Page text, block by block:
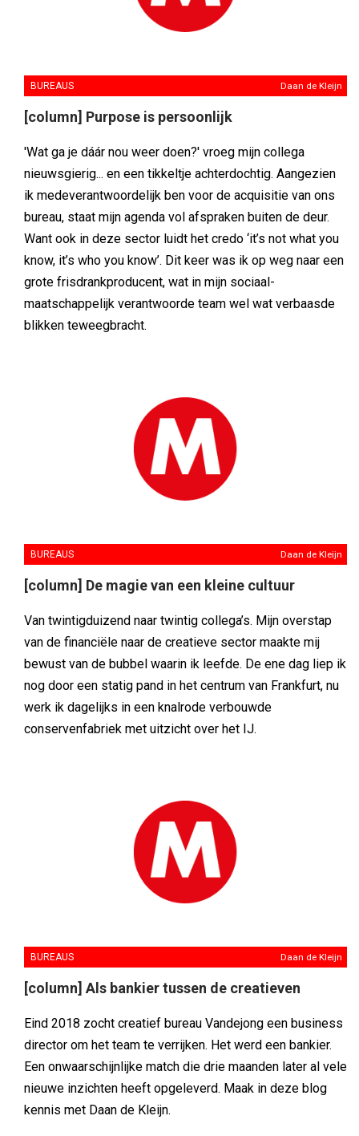
BUREAUS Daan de Kleijn
[column] Purpose is persoonlijk
'Wat ga je dáár nou weer doen?' vroeg mijn collega
nieuwsgierig... en een tikkeltje achterdochtig. Aangezien
ik medeverantwoordelijk ben voor de acquisitie van ons
bureau, staat mijn agenda vol afspraken buiten de deur.
Want ook in deze sector luidt het credo ‘it’s not what you
know, it’s who you know’. Dit keer was ik op weg naar een
grote frisdrankproducent, wat in mijn sociaal-
maatschappelijk verantwoorde team wel wat verbaasde
blikken teweegbracht.
BUREAUS Daan de Kleijn
[column] De magie van een kleine cultuur
Van twintigduizend naar twintig collega’s. Mijn overstap
van de financiële naar de creatieve sector maakte mij
bewust van de bubbel waarin ik leefde. De ene dag liep ik
nog door een statig pand in het centrum van Frankfurt, nu
werk ik dagelijks in een knalrode verbouwde
conservenfabriek met uitzicht over het IJ.
BUREAUS Daan de Kleijn
[column] Als bankier tussen de creatieven
Eind 2018 zocht creatief bureau Vandejong een business
director om het team te verrijken. Het werd een bankier.
Een onwaarschijnlijke match die drie maanden later al vele
nieuwe inzichten heeft opgeleverd. Maak in deze blog
kennis met Daan de Kleijn.